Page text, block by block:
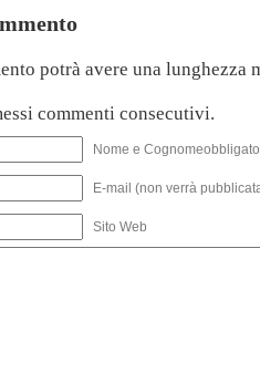
potrà avere una lunghezza
commenti consecutivi.
Nome e
E-mail (non verrà
Sito Web